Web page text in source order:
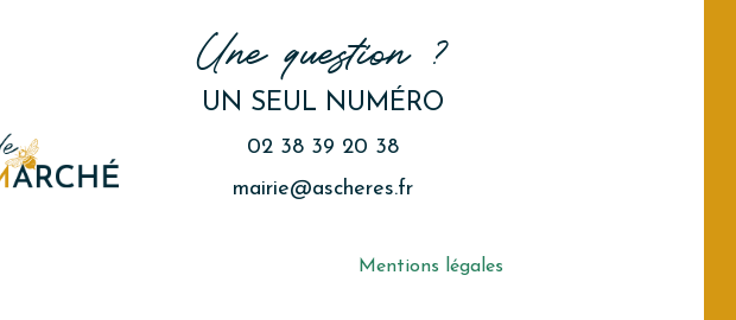
Une question ?
UN SEUL NUMÉRO
02 38 39 20 38
mairie@ascheres.fr
Mentions légales